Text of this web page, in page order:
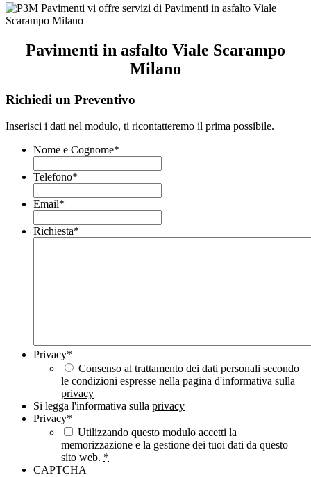
Pavimenti in asfalto Viale Scarampo
Milano
Richiedi un Preventivo
Inserisci i dati nel modulo, ti ricontatteremo il prima possibile.
Nome e Cognome*
Telefono*
Email*
Richiesta*
Privacy*
Consenso al trattamento dei dati personali secondo
le condizioni espresse nella pagina d'informativa sulla
privacy
Si legga l'informativa sulla privacy
Privacy*
Utilizzando questo modulo accetti la
memorizzazione e la gestione dei tuoi dati da questo
sito web. *
CAPTCHA